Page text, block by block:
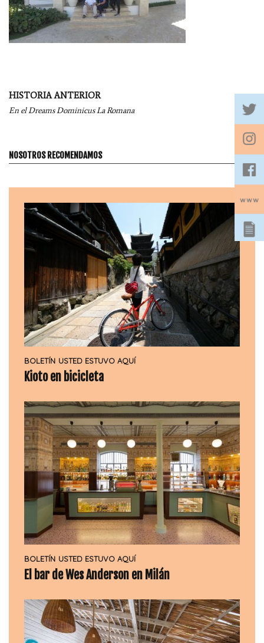
Navegación
por
HISTORIA ANTERIOR
En el Dreams Dominicus La Romana
NOSOTROS RECOMENDAMOS
BOLETÍN USTED ESTUVO AQUÍ
Kioto en bicicleta
BOLETÍN USTED ESTUVO AQUÍ
El bar de Wes Anderson en Milán